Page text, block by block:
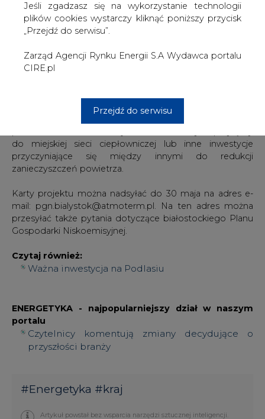
Jeśli zgadzasz się na wykorzystanie technologii
plików cookies wystarczy kliknąć poniższy przycisk
„Przejdź do serwisu”.
Zarząd Agencji Rynku Energii S.A Wydawca portalu
CIRE.pl
Przejdź do serwisu
być związane z gospodarką niskoemisyjną, posiadać
wpływ na poprawę efektywności energetycznej, służyć
zmniejszeniu strat energii lub ograniczeniu emisji gazów
się między innymi działania w zakresie modernizacji
energetycznej budynków, budowy, rozbudowy i
energii (instalacji kolektorów słonecznych, pomp ciepła,
paneli fotowoltaicznych). Może to być także
do miejskiej sieci ciepłowniczej lub inne inwestycje
przyczyniające się między innymi do redukcji
zanieczyszczeń powietrza.
Karty projektu można nadsyłać do 30 maja na adres e-
mail: pgn.bialystok@atmoterm.pl. Na ten adres można
przesyłać także pytania dotyczące białostockiego Planu
Gospodarki Niskoemisyjnej.
Czytaj również:
Ważna inwestycja na Podlasiu
ENERGETYKA - najpopularniejszy dział w naszym
portalu
Czytelnicy komentują zmiany decydujące o
przyszłości branży
#Energetyka #kraj
Artykuł powstał bez wsparcia narzędzi sztucznej inteligencji.